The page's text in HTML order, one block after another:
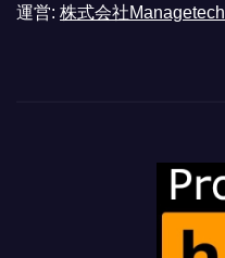
運営: 株式会社Managetech